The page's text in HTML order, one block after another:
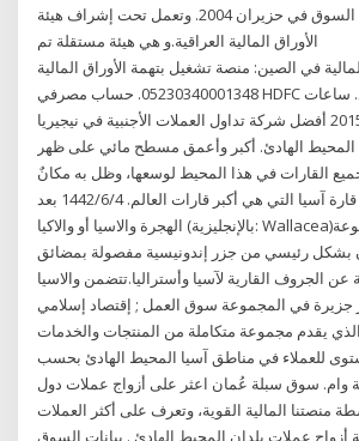
العراق. تأسست السوق في حزيران 2004. وتعمل تحت إشراف هيئة
في الصين: منصة تشغيل بتهمة الأوراق المالية
05230340001348. حساب مصرفي HDFC بنك ريتشموند. ساعات
البورصة 29 نوفمبر 2015 أفضل شركة تداول العملات الأجنبية في نيجيريا
المحيط الهادئ. أكبر وأعمق مسطح مائي على ظهر
القارات في هذا المحيط لوسعها، وظل به مكانٌ
لقارة أخرى في حجم قارة آسيا التي هي أكبر قارات العالم. 4‏‏/6‏‏/1442 بعد
الهجرة والاسيا أو والاكيا (بالإنجليزية: Wallacea)‏ هي تسمية لمجموعة
بشكل رئيسي من جزر إندونيسية مفصولة بمضائق
عن الجروف القارية لآسيا وأستراليا.تتضمن والاسيا
جزيرة في المجموعة سوق العمل ; إقتصاد إسلامي
يقدم مجموعة متكاملة من المنتجات والخدمات
للعملاء في مناطق آسيا المحيط الهادئ بحسب
وام. سوق سبلة عُمان اعثر على أزواج عملات دول
منصتنا المالية القوية، وتعرف على أكثر العملات
أزواج عملات بلدان المحيط الهادئ . بيانات السوق